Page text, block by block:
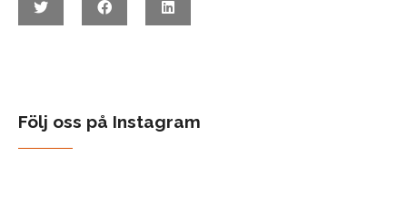
Följ oss på Instagram